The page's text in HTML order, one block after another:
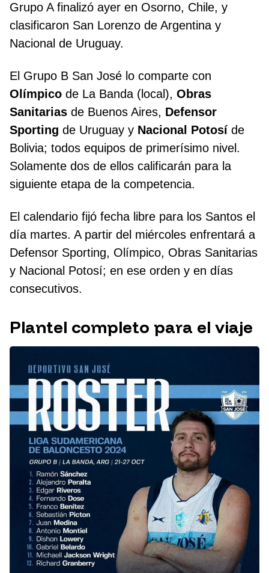
Grupo A finalizó ayer en Osorno, Chile, y
clasificaron San Lorenzo de Argentina y
Nacional de Uruguay.
El Grupo B San José lo comparte con
Olímpico de La Banda (local), Obras
Sanitarias de Buenos Aires, Defensor
Sporting de Uruguay y Nacional Potosí de
Bolivia; todos equipos de primerísimo nivel.
Solamente dos de ellos calificarán para la
siguiente etapa de la competencia.
El calendario fijó fecha libre para los Santos el
día martes. A partir del miércoles enfrentará a
Defensor Sporting, Olímpico, Obras Sanitarias
y Nacional Potosí; en ese orden y en días
consecutivos.
Plantel completo para el viaje